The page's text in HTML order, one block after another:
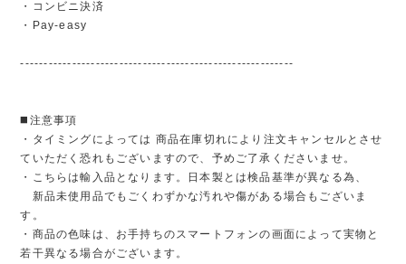
・コンビニ決済
・Pay-easy
----------------------------------------------------------
◼️注意事項
・タイミングによっては 商品在庫切れにより注文キャンセルとさせ
ていただく恐れもございますので、予めご了承くださいませ。
・こちらは輸入品となります。日本製とは検品基準が異なる為、
新品未使用品でもごくわずかな汚れや傷がある場合もございま
す。
・商品の色味は、お手持ちのスマートフォンの画面によって実物と
若干異なる場合がございます。